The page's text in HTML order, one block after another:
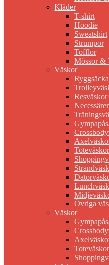
Kläder
T-shirt
Hoodie
Sweatshirt
Strumpor
Tofflor
Mössor &
Väskor
Resväskor
Necessärer
Toteväskor
Övriga
Väskor
Toteväskor